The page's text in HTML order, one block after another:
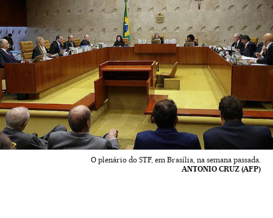
O plenário do STF, em Brasília, na semana passada.
ANTONIO CRUZ (AFP)